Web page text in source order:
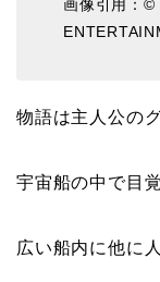
画像引用：©
物語は主人公の
宇宙船の中で目
広い船内に他に